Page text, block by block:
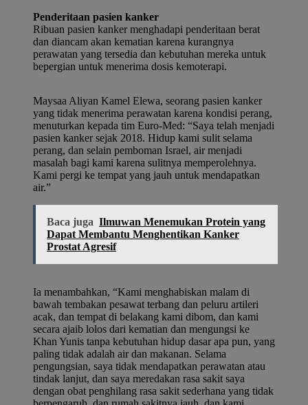
Penderitaan pasien kanker
Ribuan pasien kanker menghadapi penderitaan berat
dan diancam akan kematian karena kurangnya
perawatan yang tersedia dan kebutuhan mereka untuk
bepergian untuk menerima dosis kemoterapi.
Maysaa Aliyan Kamel Elewa, seorang pasien kanker
yang tidak menerima perawatan karena kondisi perang,
menuturkan kepada tim Euro-Med: “Saya telah menjadi
pasien kanker sejak 2018. Hidup kami sulit selama
perang, dan selain pemboman Israel, air menjadi
masalah bagi kami karena sulitnya memperolehnya.
Kami pergi ke tempat yang jauh untuk mendapatkan
air.”
Baca juga Ilmuwan Menemukan Protein yang
Dapat Membantu Menghentikan Kanker
Prostat Agresif
Ia menambahkan, “Kami menghabiskan malam di
bawah tembakan pesawat terbang dan peluru artileri
acak, dan tempat di belakang kami dibom, dan kami
secara ajaib lolos dari kematian dan mengungsi ke
Khan Yunis tanpa kebutuhan hidup dasar apa pun, yang
paling tidak adalah air dan makanan. Selama
pengungsian, saya tidak mendapatkan perawatan atau
tindak lanjut, dan saya meredakan rasa sakit saya
dengan obat penghilang rasa sakit sederhana yang tidak